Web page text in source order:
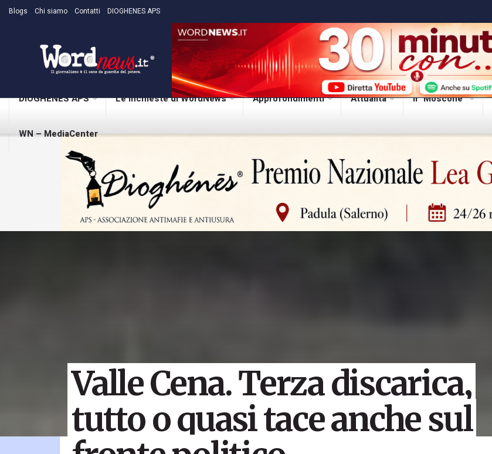
Blogs Chi siamo Contatti DIOGHENES APS
DIOGHENES APS Le inchieste di WordNews Approfondimenti Attualità Il “Moscone”
WN – MediaCenter
Valle Cena. Terza discarica,
tutto o quasi tace anche sul